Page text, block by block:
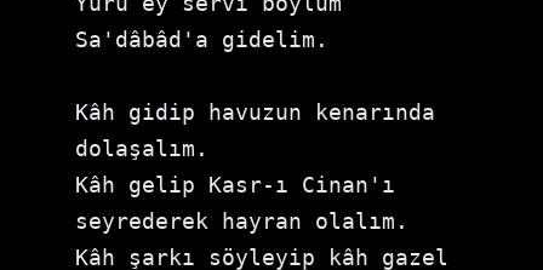
Sa'dâbâd'a gidelim.
Kâh gidip havuzun kenarında
dolaşalım.
Kâh gelip Kasr-ı Cinan'ı
seyrederek hayran olalım.
Kâh şarkı söyleyip kâh gazel